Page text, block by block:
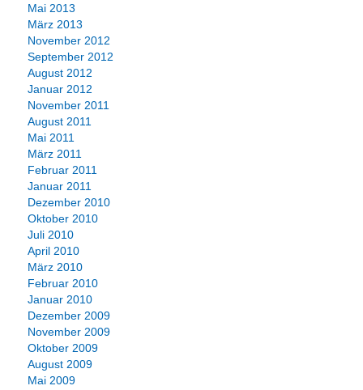
Mai 2013
März 2013
November 2012
September 2012
August 2012
Januar 2012
November 2011
August 2011
Mai 2011
März 2011
Februar 2011
Januar 2011
Dezember 2010
Oktober 2010
Juli 2010
April 2010
März 2010
Februar 2010
Januar 2010
Dezember 2009
November 2009
Oktober 2009
August 2009
Mai 2009